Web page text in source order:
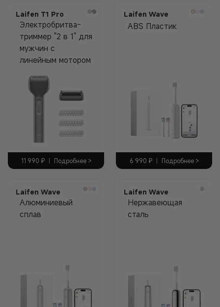
Laifen T1 Pro
Электробритва-
триммер "2 в 1" для
мужчин с
линейным мотором
11 990 ₽ | Подробнее >
Laifen Wave
ABS Пластик
6 990 ₽ | Подробнее >
Laifen Wave
Алюминиевый
сплав
Laifen Wave
Нержавеющая
сталь